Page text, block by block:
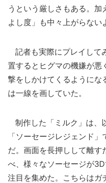
うという厳しさもある。
よし度」も中々上がらない
記者も実際にプレイして
置するとヒグマの機嫌が悪
撃をしかけてくるようにな
は一線を画していた。
制作した「ミルク」は、
「ソーセージレジェンド
だ。画面を長押しして離す
べ、様々なソーセージが
注目を集めた。こちらはガ